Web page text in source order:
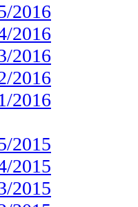
2016
2016
2016
2016
2016
2015
2015
2015